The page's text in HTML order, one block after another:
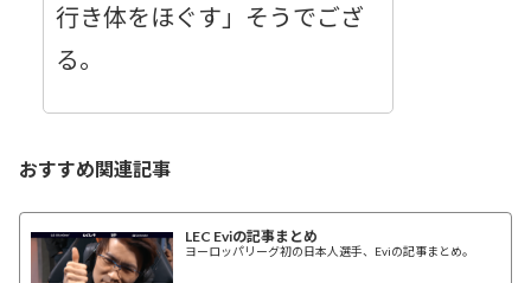
行き体をほぐす」そうでござ
る。
おすすめ関連記事
LEC Eviの記事まとめ
ヨーロッパリーグ初の日本人選手、Eviの記事まとめ。